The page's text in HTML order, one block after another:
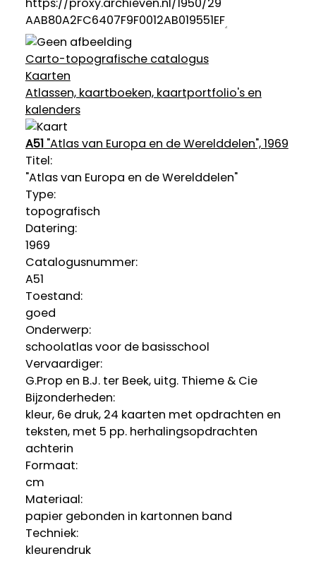
Carto-topografische catalogus
Kaarten
Atlassen, kaartboeken, kaartportfolio's en
kalenders
A51"Atlas van Europa en de Werelddelen", 1969
Titel:
"Atlas van Europa en de Werelddelen"
Type:
topografisch
Datering:
1969
Catalogusnummer:
A51
Toestand:
goed
Onderwerp:
schoolatlas voor de basisschool
Vervaardiger:
G.Prop en B.J. ter Beek, uitg. Thieme & Cie
Bijzonderheden:
kleur, 6e druk, 24 kaarten met opdrachten en
teksten, met 5 pp. herhalingsopdrachten
achterin
Formaat:
cm
Materiaal:
papier gebonden in kartonnen band
Techniek:
kleurendruk